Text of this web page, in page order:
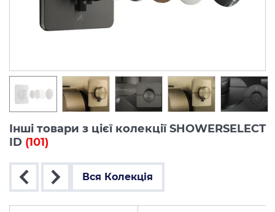
Інші товари з цієї колекції SHOWERSELECT
ID (101)
Вся Колекція